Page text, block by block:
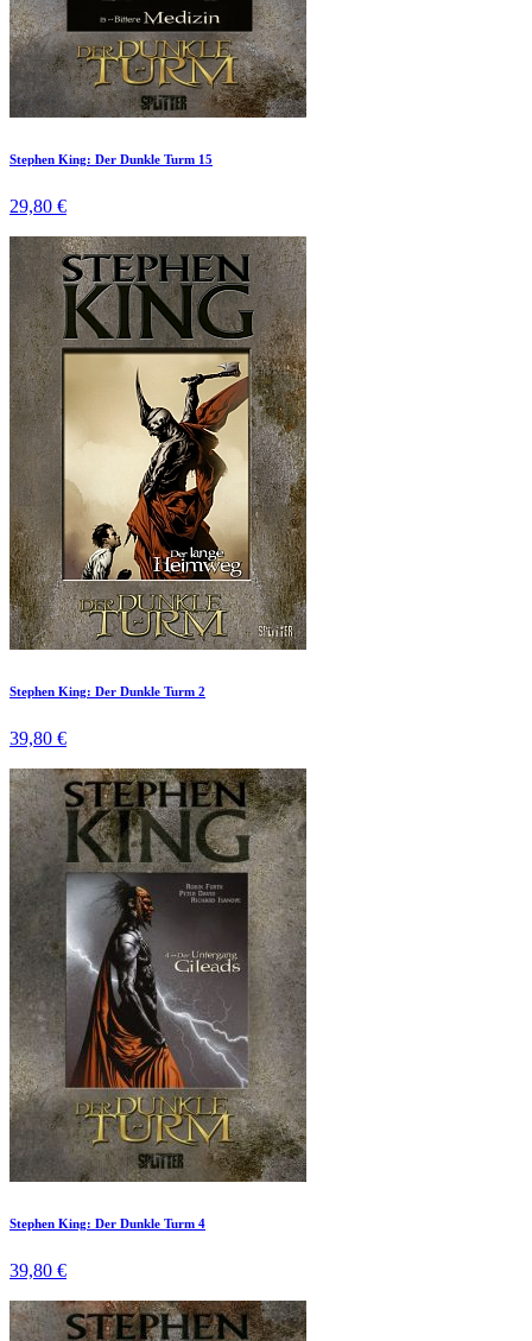
Stephen King: Der Dunkle Turm 15
29,80 €
Stephen King: Der Dunkle Turm 2
39,80 €
Stephen King: Der Dunkle Turm 4
39,80 €